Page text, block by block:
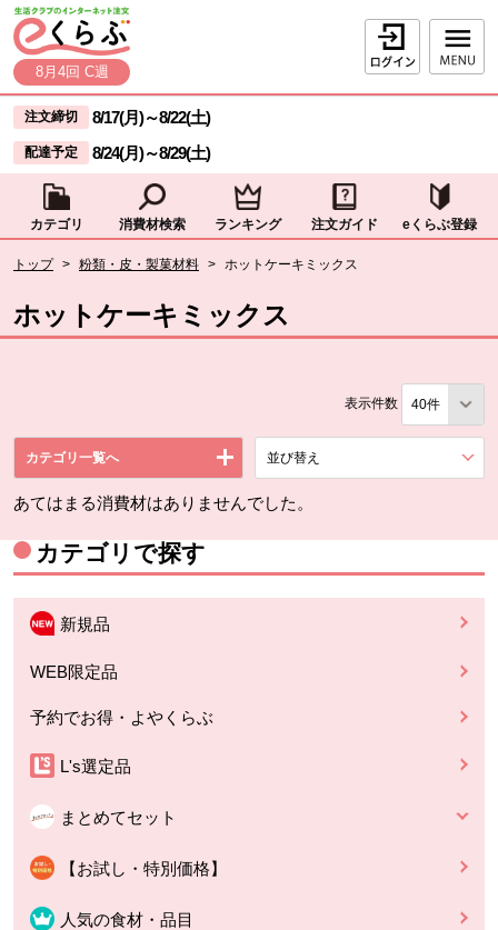
ページの先頭です。
本文へジャンプする。
8月4回 C週
ログイン
ここからサイト内共通メニューです。
サイト内共通メニューをスキップする
注文締切 8/17(月)～8/22(土)
配達予定 8/24(月)～8/29(土)
カテゴリ 消費材検索 ランキング 注文ガイド eくらぶ登録
トップ > 粉類・皮・製菓材料 > ホットケーキミックス
ホットケーキミックス
表示件数
カテゴリ一覧へ 並び替え
あてはまる消費材はありませんでした。
カテゴリで探す
新規品
WEB限定品
予約でお得・よやくらぶ
L's選定品
まとめてセット
【お試し・特別価格】
人気の食材・品目